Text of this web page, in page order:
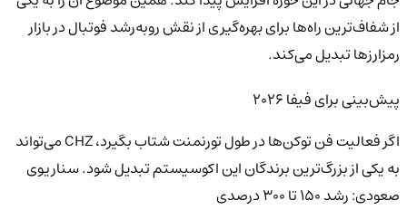
از شفاف‌ترین راه‌ها برای بهره‌گیری از نقش رو‌به‌رشد فوتبال در بازار
رمزارزها تبدیل می‌کند.
پیش‌بینی برای فیفا ۲۰۲۶
اگر فعالیت فن توکن‌ها در طول تورنمنت شتاب بگیرد، CHZ می‌تواند
به یکی از بزرگ‌ترین برندگان این اکوسیستم تبدیل شود. سناریوی
صعودی: رشد ۱۵۰ تا ۳۰۰ درصدی